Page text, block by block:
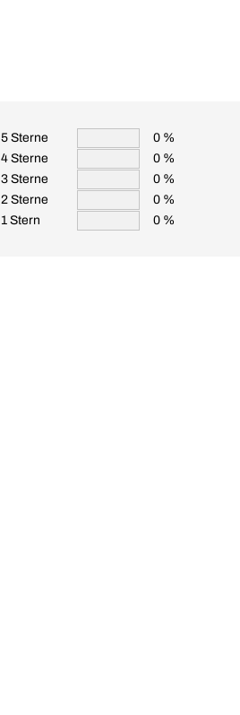
5 Sterne
0 %
4 Sterne
0 %
3 Sterne
0 %
2 Sterne
0 %
1 Stern
0 %